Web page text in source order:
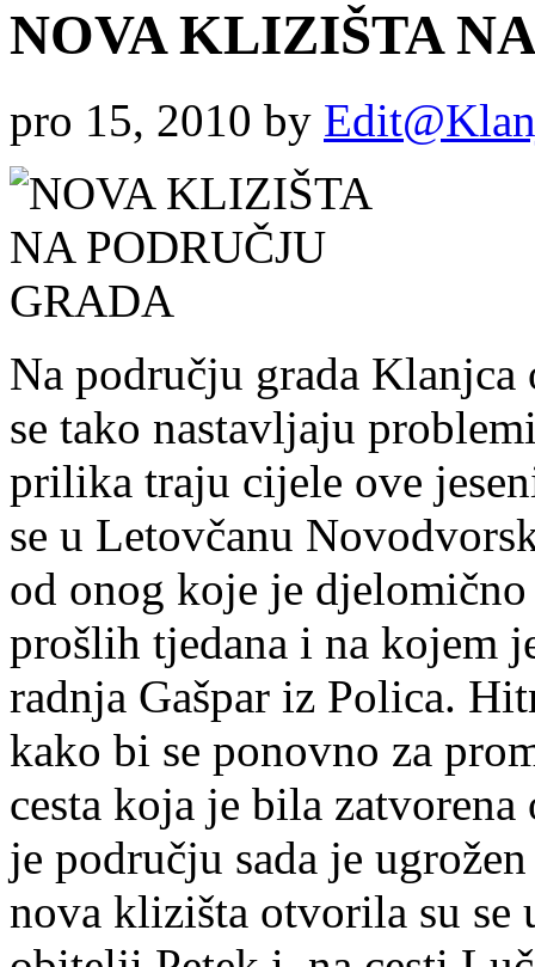
NOVA KLIZIŠTA
pro 15, 2010 by
Na području grada
se tako nastavljaju
prilika traju cijele ove
se u Letovčanu
od onog koje je
prošlih tjedana i na kojem
radnja Gašpar iz Polica.
kako bi se ponovno za
cesta koja je bila
je području sada je
nova klizišta otvorila su